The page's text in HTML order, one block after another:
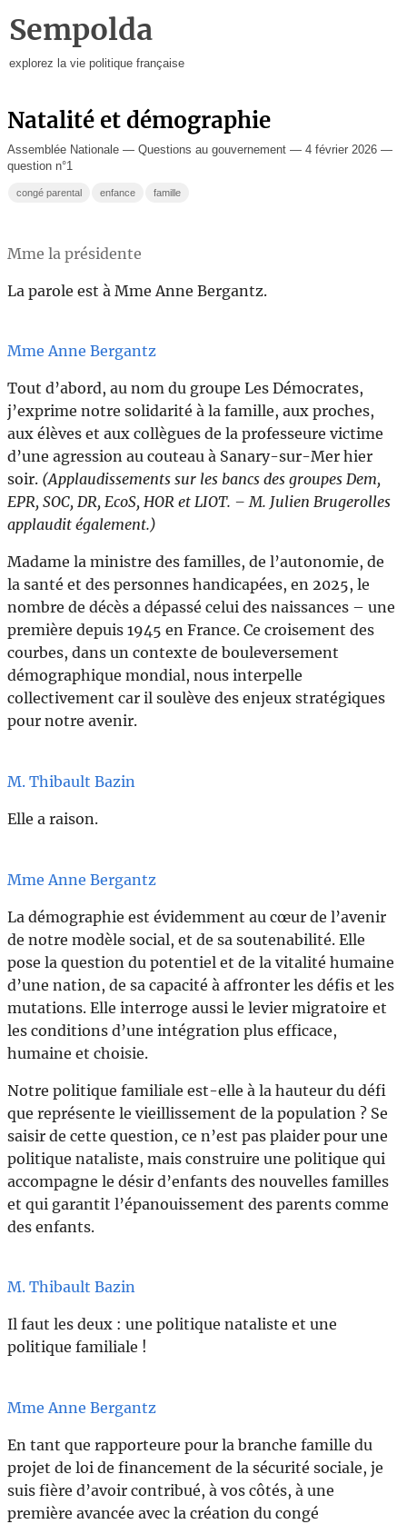
Sempolda
explorez la vie politique française
Natalité et démographie
Assemblée Nationale — Questions au gouvernement — 4 février 2026 —
question n°1
congé parental enfance famille
Mme la présidente
La parole est à Mme Anne Bergantz.
Mme Anne Bergantz
Tout d’abord, au nom du groupe Les Démocrates,
j’exprime notre solidarité à la famille, aux proches,
aux élèves et aux collègues de la professeure victime
d’une agression au couteau à Sanary-sur-Mer hier
soir. (Applaudissements sur les bancs des groupes Dem,
EPR, SOC, DR, EcoS, HOR et LIOT. – M. Julien Brugerolles
applaudit également.)
Madame la ministre des familles, de l’autonomie, de
la santé et des personnes handicapées, en 2025, le
nombre de décès a dépassé celui des naissances – une
première depuis 1945 en France. Ce croisement des
courbes, dans un contexte de bouleversement
démographique mondial, nous interpelle
collectivement car il soulève des enjeux stratégiques
pour notre avenir.
M. Thibault Bazin
Elle a raison.
Mme Anne Bergantz
La démographie est évidemment au cœur de l’avenir
de notre modèle social, et de sa soutenabilité. Elle
pose la question du potentiel et de la vitalité humaine
d’une nation, de sa capacité à affronter les défis et les
mutations. Elle interroge aussi le levier migratoire et
les conditions d’une intégration plus efficace,
humaine et choisie.
Notre politique familiale est-elle à la hauteur du défi
que représente le vieillissement de la population ? Se
saisir de cette question, ce n’est pas plaider pour une
politique nataliste, mais construire une politique qui
accompagne le désir d’enfants des nouvelles familles
et qui garantit l’épanouissement des parents comme
des enfants.
M. Thibault Bazin
Il faut les deux : une politique nataliste et une
politique familiale !
Mme Anne Bergantz
En tant que rapporteure pour la branche famille du
projet de loi de financement de la sécurité sociale, je
suis fière d’avoir contribué, à vos côtés, à une
première avancée avec la création du congé